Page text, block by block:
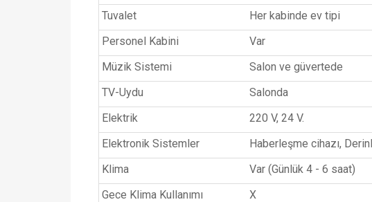
Tuvalet
Her kabinde ev tipi
Personel Kabini
Var
Müzik Sistemi
Salon ve güvertede
TV-Uydu
Salonda
Elektrik
220 V, 24 V.
Elektronik Sistemler
Haberleşme cihazı,
Klima
Var (Günlük 4 - 6 saat)
Gece Klima Kullanımı
X